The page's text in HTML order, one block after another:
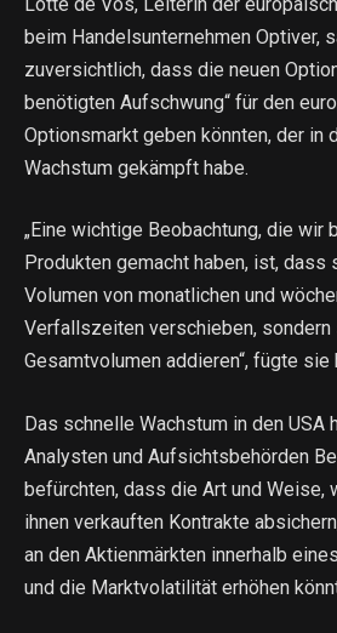
beim Handelsunternehmen Optiver,
zuversichtlich, dass die neuen
benötigten Aufschwung“ für den
Optionsmarkt geben könnten, der in
Wachstum gekämpft habe.
„Eine wichtige Beobachtung, die wir
Produkten gemacht haben, ist, dass
Volumen von monatlichen und
Verfallszeiten verschieben, sondern
Gesamtvolumen addieren“, fügte sie
Das schnelle Wachstum in den USA
Analysten und Aufsichtsbehörden
befürchten, dass die Art und Weise,
ihnen verkauften Kontrakte
an den Aktienmärkten innerhalb
und die Marktvolatilität erhöhen